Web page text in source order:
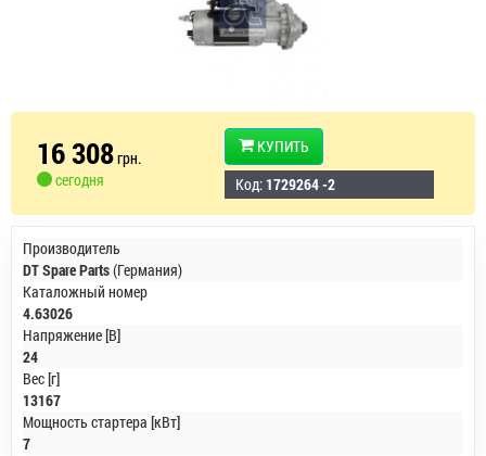
16 308грн.
сегодня
КУПИТЬ
Код: 1729264 -2
Производитель
DT Spare Parts(Германия)
Каталожный номер
4.63026
Напряжение [В]
24
Вес [г]
13167
Мощность стартера [кВт]
7